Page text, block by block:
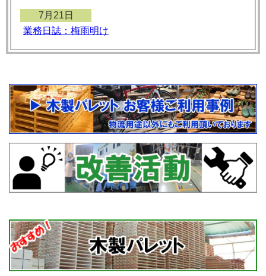
7月21日
業務日誌：梅雨明け